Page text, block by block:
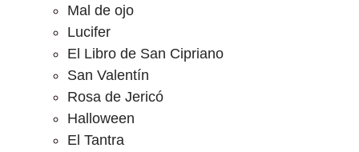
Mal de ojo
Lucifer
El Libro de San Cipriano
San Valentín
Rosa de Jericó
Halloween
El Tantra